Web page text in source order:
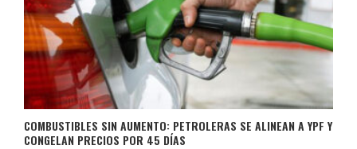
COMBUSTIBLES SIN AUMENTO: PETROLERAS SE ALINEAN A YPF Y
CONGELAN PRECIOS POR 45 DÍAS